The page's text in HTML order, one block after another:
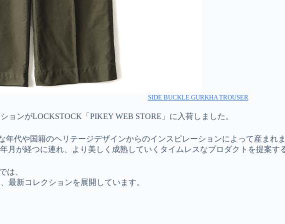
SIDE BUCKLE GURKHA TROUSER
ョンがLOCKSTOCK「PIKEY WEB STORE」に入荷しました。
年代や国籍のヘリテージデザインからのインスピレーションによって産ま
月が経つに連れ、より美しく成熟していくタイムレスなプロダクトを提案す
は、
最新コレクションを展開しています。